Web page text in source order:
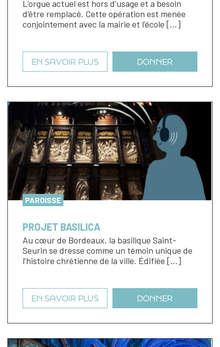
L’orgue actuel est hors d’usage et a besoin
d’être remplacé. Cette opération est menée
conjointement avec la mairie et l’école […]
EN SAVOIR PLUS DONNER
PAROISSE
PROJET BASILICA
Au cœur de Bordeaux, la basilique Saint-
Seurin se dresse comme un témoin unique de
l’histoire chrétienne de la ville. Édifiée […]
EN SAVOIR PLUS DONNER